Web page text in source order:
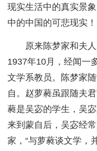
现实生活中的真实景
中的中国的可悲现实！
原来陈梦家和夫
1937年10月，经闻一
文学系教员。陈梦家
自。赵萝蕤虽跟随夫
蕤是吴宓的学生，吴
来到蒙自后，吴宓经
家，“与萝蕤谈文学，